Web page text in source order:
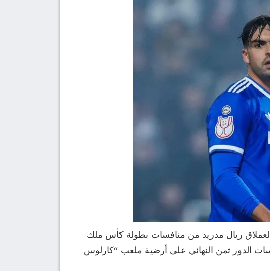
ريال مدريد من منافسات بطولة كأس ملك
ضمن منافسات الدور ثمن النهائي على أرضية ملعب “كارلوس